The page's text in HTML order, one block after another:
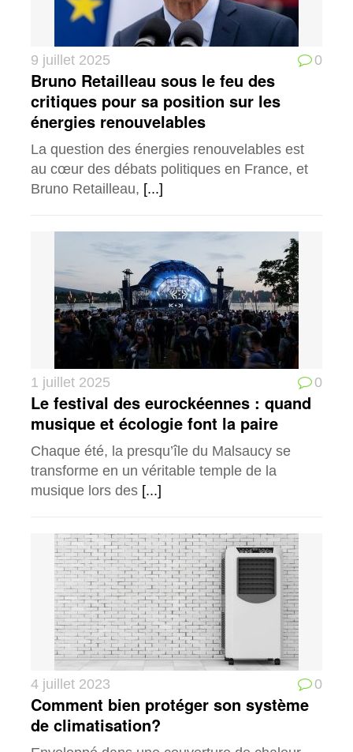
9 juillet 2025 0
Bruno Retailleau sous le feu des
critiques pour sa position sur les
énergies renouvelables
La question des énergies renouvelables est
au cœur des débats politiques en France, et
Bruno Retailleau, [...]
1 juillet 2025 0
Le festival des eurockéennes : quand
musique et écologie font la paire
Chaque été, la presqu’île du Malsaucy se
transforme en un véritable temple de la
musique lors des [...]
4 juillet 2023 0
Comment bien protéger son système
de climatisation?